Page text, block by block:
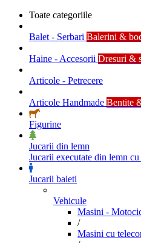
Toate categoriile
Balet - Serbari Balerini &
Haine - Accesorii Dresuri &
Articole - Petrecere
Articole Handmade Bentite
Figurine
Jucarii din lemn
Jucarii executate din lemn
Jucarii baieti
Vehicule
Masini -
/
Masini cu